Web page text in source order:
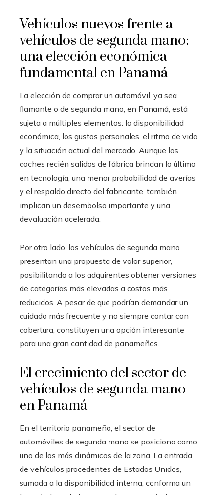
Vehículos nuevos frente a
vehículos de segunda mano:
una elección económica
fundamental en Panamá
La elección de comprar un automóvil, ya sea
flamante o de segunda mano, en Panamá, está
sujeta a múltiples elementos: la disponibilidad
económica, los gustos personales, el ritmo de vida
y la situación actual del mercado. Aunque los
coches recién salidos de fábrica brindan lo último
en tecnología, una menor probabilidad de averías
y el respaldo directo del fabricante, también
implican un desembolso importante y una
devaluación acelerada.
Por otro lado, los vehículos de segunda mano
presentan una propuesta de valor superior,
posibilitando a los adquirentes obtener versiones
de categorías más elevadas a costos más
reducidos. A pesar de que podrían demandar un
cuidado más frecuente y no siempre contar con
cobertura, constituyen una opción interesante
para una gran cantidad de panameños.
El crecimiento del sector de
vehículos de segunda mano
en Panamá
En el territorio panameño, el sector de
automóviles de segunda mano se posiciona como
uno de los más dinámicos de la zona. La entrada
de vehículos procedentes de Estados Unidos,
sumada a la disponibilidad interna, conforma un